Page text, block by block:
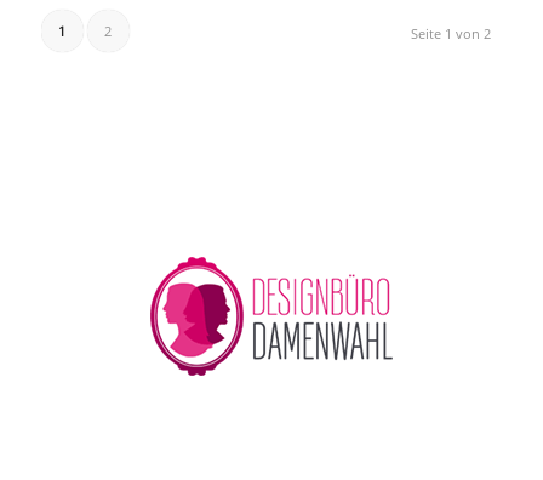
Seite 1 von 2
1 2